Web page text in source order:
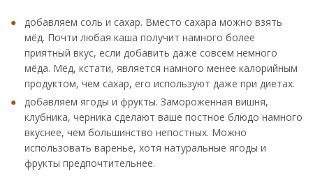
добавляем соль и сахар. Вместо сахара можно взять
мёд. Почти любая каша получит намного более
приятный вкус, если добавить даже совсем немного
мёда. Мёд, кстати, является намного менее калорийным
продуктом, чем сахар, его используют даже при диетах.
добавляем ягоды и фрукты. Замороженная вишня,
клубника, черника сделают ваше постное блюдо намного
вкуснее, чем большинство непостных. Можно
использовать варенье, хотя натуральные ягоды и
фрукты предпочтительнее.